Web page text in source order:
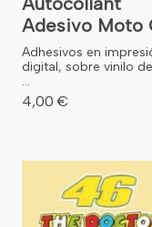
Adesivo Moto
Adhesivos en
digital, sobre vinilo
...
4,00 €